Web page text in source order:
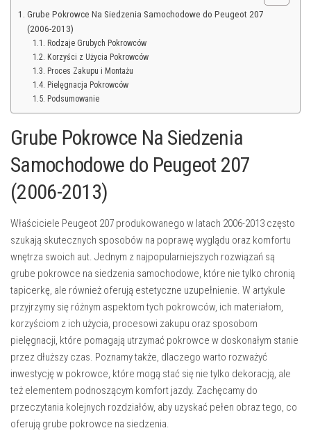
Grube Pokrowce Na Siedzenia Samochodowe do Peugeot 207
(2006-2013)
Rodzaje Grubych Pokrowców
Korzyści z Użycia Pokrowców
Proces Zakupu i Montażu
Pielęgnacja Pokrowców
Podsumowanie
Grube Pokrowce Na Siedzenia
Samochodowe do Peugeot 207
(2006-2013)
Właściciele Peugeot 207 produkowanego w latach 2006-2013 często
szukają skutecznych sposobów na poprawę wyglądu oraz komfortu
wnętrza swoich aut. Jednym z najpopularniejszych rozwiązań są
grube pokrowce na siedzenia samochodowe, które nie tylko chronią
tapicerkę, ale również oferują estetyczne uzupełnienie. W artykule
przyjrzymy się różnym aspektom tych pokrowców, ich materiałom,
korzyściom z ich użycia, procesowi zakupu oraz sposobom
pielęgnacji, które pomagają utrzymać pokrowce w doskonałym stanie
przez dłuższy czas. Poznamy także, dlaczego warto rozważyć
inwestycję w pokrowce, które mogą stać się nie tylko dekoracją, ale
też elementem podnoszącym komfort jazdy. Zachęcamy do
przeczytania kolejnych rozdziałów, aby uzyskać pełen obraz tego, co
oferują grube pokrowce na siedzenia.